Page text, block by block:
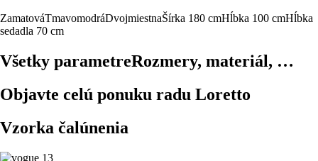
ZamatováTmavomodráDvojmiestnaŠírka 180 cmHĺbka 100 cmHĺbka
sedadla 70 cm
Všetky parametreRozmery, materiál, …
Objavte celú ponuku radu Loretto
Vzorka čalúnenia